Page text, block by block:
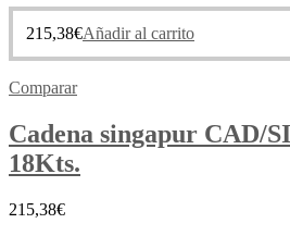
215,38€Añadir al carrito
Comparar
Cadena singapur CAD/
18Kts.
215,38€